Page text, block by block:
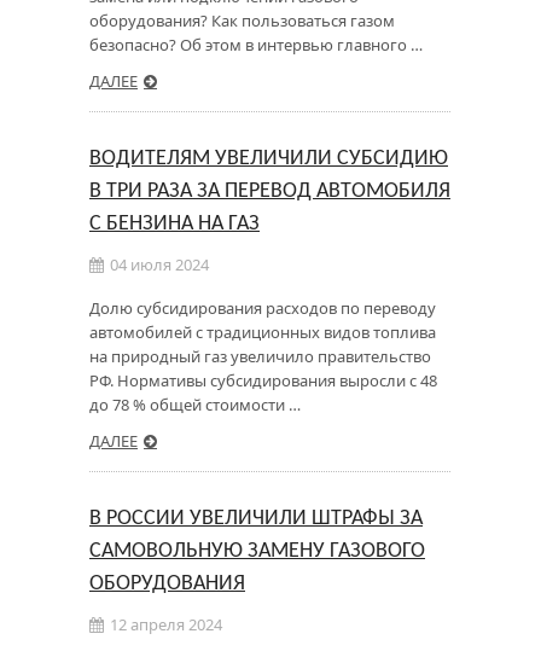
оборудования? Как пользоваться газом
безопасно? Об этом в интервью главного …
ДАЛЕЕ
ВОДИТЕЛЯМ УВЕЛИЧИЛИ СУБСИДИЮ
В ТРИ РАЗА ЗА ПЕРЕВОД АВТОМОБИЛЯ
С БЕНЗИНА НА ГАЗ
04 июля 2024
Долю субсидирования расходов по переводу
автомобилей с традиционных видов топлива
на природный газ увеличило правительство
РФ. Нормативы субсидирования выросли с 48
до 78 % общей стоимости …
ДАЛЕЕ
В РОССИИ УВЕЛИЧИЛИ ШТРАФЫ ЗА
САМОВОЛЬНУЮ ЗАМЕНУ ГАЗОВОГО
ОБОРУДОВАНИЯ
12 апреля 2024